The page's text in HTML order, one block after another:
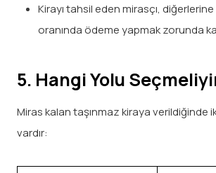
Kirayı tahsil eden mirasçı, diğerlerine
oranında ödeme yapmak zorunda
5. Hangi Yolu
Miras kalan taşınmaz kiraya verildiğinde
vardır: